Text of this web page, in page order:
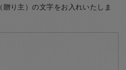
り主）の文字をお入れいたしま